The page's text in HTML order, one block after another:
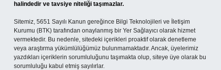
halindedir ve tavsiye niteliği taşımazlar.
Sitemiz, 5651 Sayılı Kanun gereğince Bilgi Teknolojileri ve İletişim
Kurumu (BTK) tarafından onaylanmış bir Yer Sağlayıcı olarak hizmet
vermektedir. Bu nedenle, sitedeki içerikleri proaktif olarak denetleme
veya araştırma yükümlülüğümüz bulunmamaktadır. Ancak, üyelerimiz
yazdıkları içeriklerin sorumluluğunu taşımakta olup, siteye üye olarak bu
sorumluluğu kabul etmiş sayılırlar.